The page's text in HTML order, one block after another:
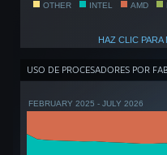
OTHER INTEL AMD
HAZ CLIC
USO DE PROCESADORES POR
FEBRUARY 2025 - JULY 2026